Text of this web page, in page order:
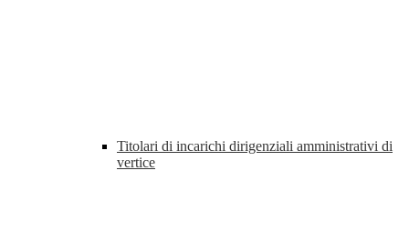
Titolari di incarichi dirigenziali amministrativi di
vertice